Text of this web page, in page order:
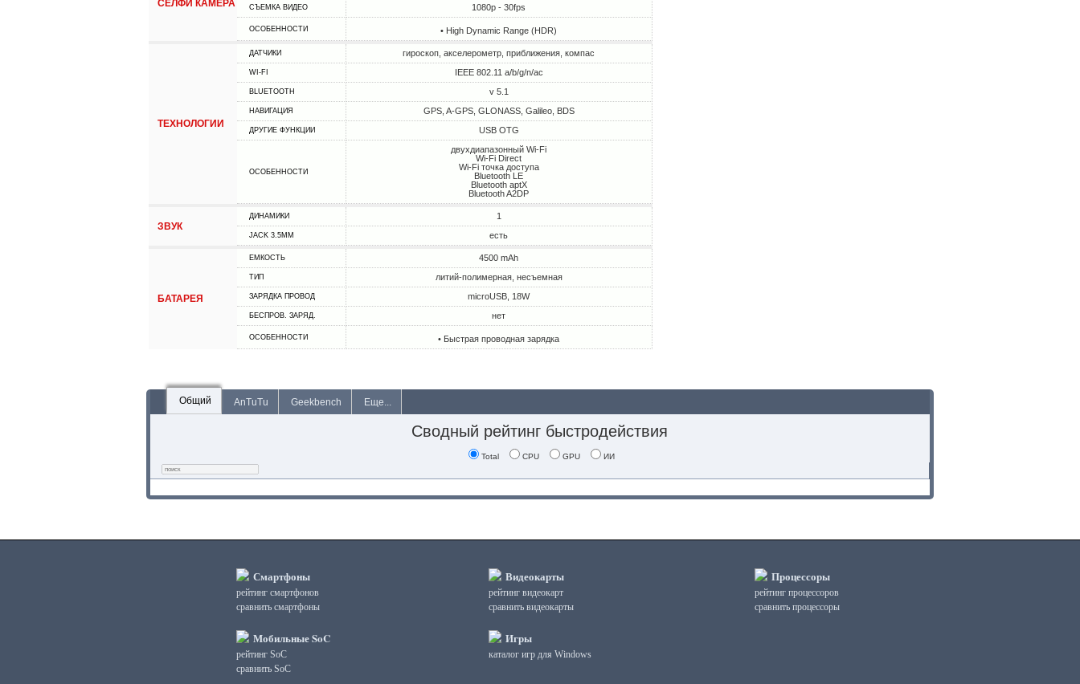
СЕЛФИ КАМЕРА СЪЕМКА ВИДЕО 1080p - 30fps
ОСОБЕННОСТИ • High Dynamic Range (HDR)
ТЕХНОЛОГИИ
ДАТЧИКИ гироскоп, акселерометр, приближения, компас
WI-FI IEEE 802.11 a/b/g/n/ac
BLUETOOTH v 5.1
НАВИГАЦИЯ GPS, A-GPS, GLONASS, Galileo, BDS
ДРУГИЕ ФУНКЦИИ USB OTG
ОСОБЕННОСТИ
двухдиапазонный Wi-Fi
Wi-Fi Direct
Wi-Fi точка доступа
Bluetooth LE
Bluetooth aptX
Bluetooth A2DP
ЗВУК
ДИНАМИКИ 1
JACK 3.5MM есть
БАТАРЕЯ
ЕМКОСТЬ 4500 mAh
ТИП литий-полимерная, несъемная
ЗАРЯДКА ПРОВОД microUSB, 18W
БЕСПРОВ. ЗАРЯД. нет
ОСОБЕННОСТИ • Быстрая проводная зарядка
Общий AnTuTu Geekbench Еще...
Сводный рейтинг быстродействия
Total CPU GPU ИИ
Смартфоны
рейтинг смартфонов
сравнить смартфоны
Мобильные SoC
рейтинг SoC
сравнить SoC
Видеокарты
рейтинг видеокарт
сравнить видеокарты
Игры
каталог игр для Windows
Процессоры
рейтинг процессоров
сравнить процессоры